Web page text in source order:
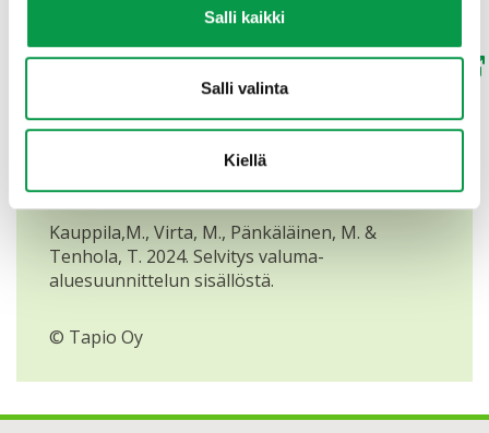
Salli kaikki
Salli valinta
Kiellä
Lataa liite:Tiivistelmät 31 valuma-aluesuunnistelmasta
Selvitys valuma-aluesuunnittelun
Kauppila,M., Virta, M., Pänkäläinen, M. &
Tenhola, T. 2024. Selvitys valuma-
aluesuunnittelun sisällöstä.
© Tapio Oy